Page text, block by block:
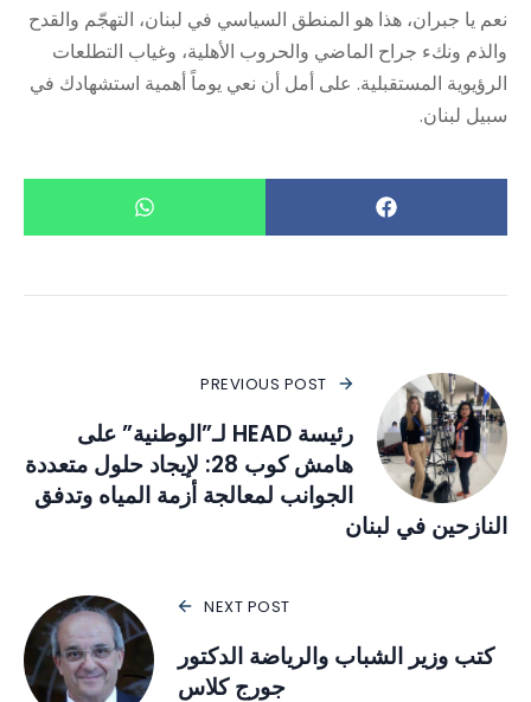
نعم يا جبران، هذا هو المنطق السياسي في لبنان، التهجّم والقدح
والذم ونكء جراح الماضي والحروب الأهلية، وغياب التطلعات
الرؤيوية المستقبلية. على أمل أن نعي يوماً أهمية استشهادك في
سبيل لبنان.
PREVIOUS POST
رئيسة HEAD لـ”الوطنية” على
هامش كوب 28: لإيجاد حلول متعددة
الجوانب لمعالجة أزمة المياه وتدفق
النازحين في لبنان
NEXT POST
كتب وزير الشباب والرياضة الدكتور
جورج كلاس